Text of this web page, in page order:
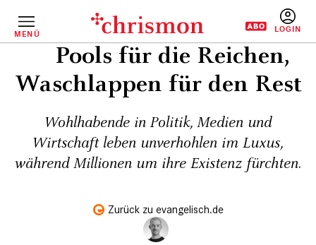
InhaltMENÜ
Pools für die Reichen,
Waschlappen für den Rest
Wohlhabende in Politik, Medien und
Wirtschaft leben unverhohlen im Luxus,
während Millionen um ihre Existenz fürchten.
Zurück zu evangelisch.de